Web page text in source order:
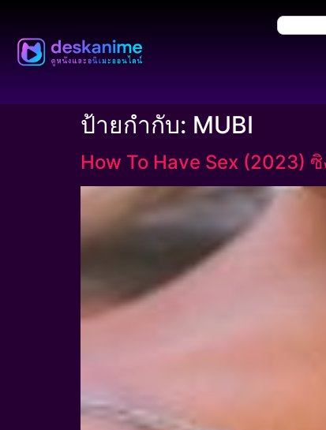
ป้ายกำกับ: MUBI
How To Have Sex (2023)